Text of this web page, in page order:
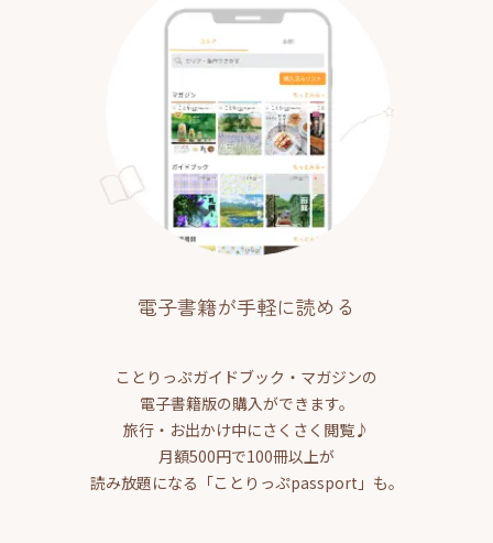
電子書籍が手軽に読める
ことりっぷガイドブック・マガジンの
電子書籍版の購入ができます。
旅行・お出かけ中にさくさく閲覧♪
月額500円で100冊以上が
読み放題になる「ことりっぷpassport」も。